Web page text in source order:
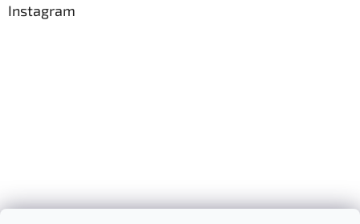
Instagram